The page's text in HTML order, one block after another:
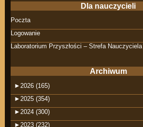
Dla nauczycieli
Poczta
Logowanie
Laboratorium Przyszłości – Strefa Nauczyciela
Archiwum
► 2026 (165)
► 2025 (354)
► 2024 (300)
► 2023 (232)